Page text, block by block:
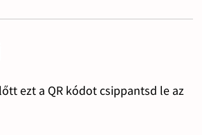
ezt a QR kódot csippantsd le az